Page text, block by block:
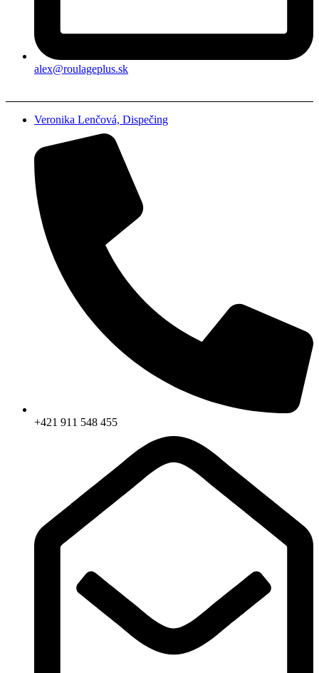
alex@roulageplus.sk
Veronika Lenčová, Dispečing
+421 911 548 455